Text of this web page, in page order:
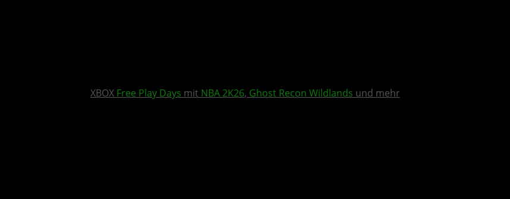
XBOX Free Play Days mit NBA 2K26, Ghost Recon Wildlands und mehr